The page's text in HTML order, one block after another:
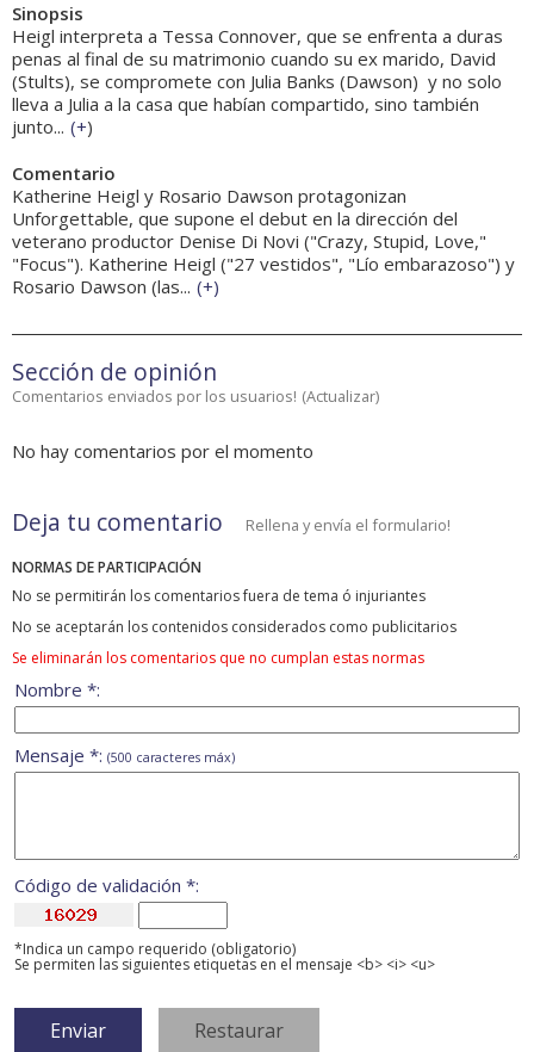
Sinopsis
Heigl interpreta a Tessa Connover, que se enfrenta a duras
penas al final de su matrimonio cuando su ex marido, David
(Stults), se compromete con Julia Banks (Dawson)  y no solo
lleva a Julia a la casa que habían compartido, sino también
junto... (+)
Comentario
Katherine Heigl y Rosario Dawson protagonizan
Unforgettable, que supone el debut en la dirección del
veterano productor Denise Di Novi ("Crazy, Stupid, Love,"
"Focus"). Katherine Heigl ("27 vestidos", "Lío embarazoso") y
Rosario Dawson (las... (+)
Sección de opinión
Comentarios enviados por los usuarios! (Actualizar)
No hay comentarios por el momento
Deja tu comentario Rellena y envía el formulario!
NORMAS DE PARTICIPACIÓN
No se permitirán los comentarios fuera de tema ó injuriantes
No se aceptarán los contenidos considerados como publicitarios
Se eliminarán los comentarios que no cumplan estas normas
Nombre *:
Mensaje *: (500 caracteres máx)
Código de validación *:
*Indica un campo requerido (obligatorio)
Se permiten las siguientes etiquetas en el mensaje <b> <i> <u>